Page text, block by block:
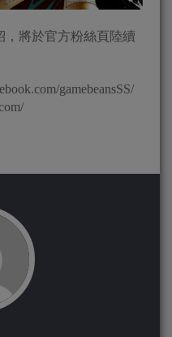
，將於官方粉絲頁陸續
gamebeansSS/